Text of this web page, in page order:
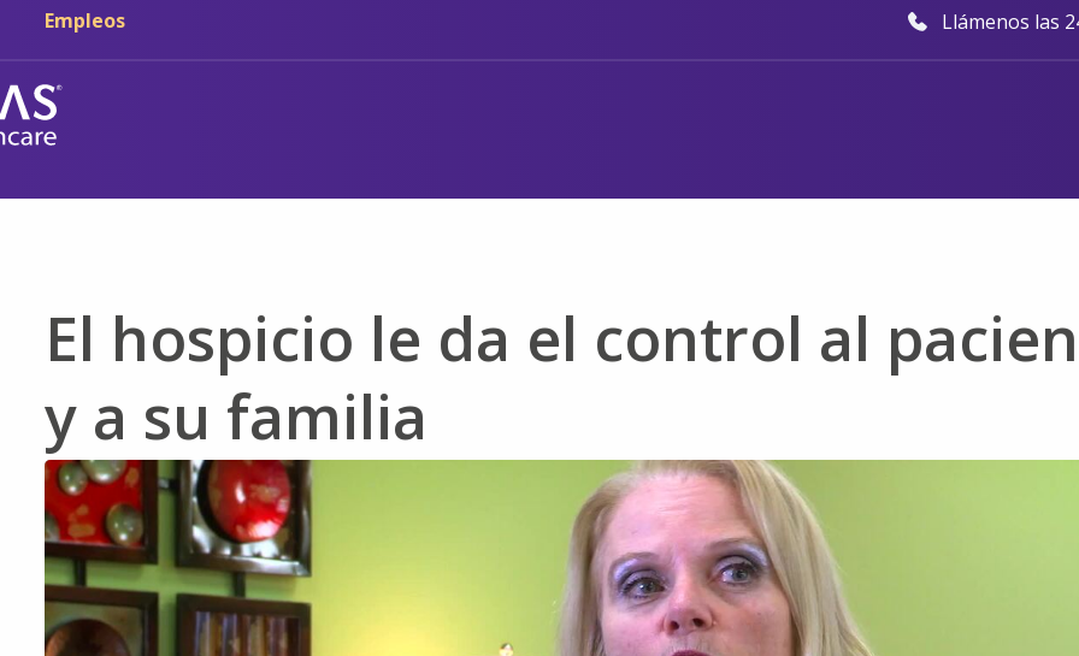
Ir al contenido principal
Ir a navegación
Empleos Llámenos las
El hospicio le da el control al
y a su familia